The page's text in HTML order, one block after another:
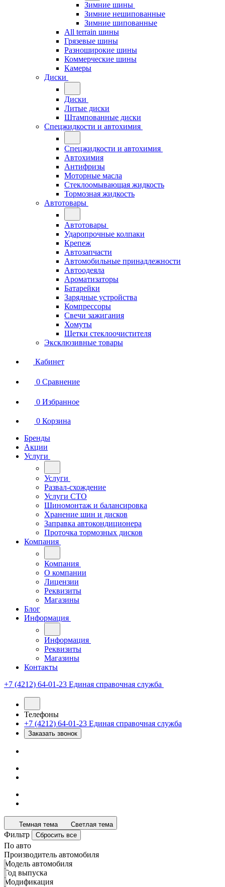
Зимние шины
Зимние нешипованные
Зимние шипованные
All terrain шины
Грязевые шины
Разноширокие шины
Коммерческие шины
Камеры
Диски
Диски
Литые диски
Штампованные диски
Спецжидкости и автохимия
Спецжидкости и автохимия
Автохимия
Антифризы
Моторные масла
Стеклоомывающая жидкость
Тормозная жидкость
Автотовары
Автотовары
Ударопрочные колпаки
Крепеж
Автозапчасти
Автомобильные принадлежности
Автоодеяла
Ароматизаторы
Батарейки
Зарядные устройства
Компрессоры
Свечи зажигания
Хомуты
Щетки стеклоочистителя
Эксклюзивные товары
Кабинет
0 Сравнение
0 Избранное
0 Корзина
Бренды
Акции
Услуги
Услуги
Развал-схождение
Услуги СТО
Шиномонтаж и балансировка
Хранение шин и дисков
Заправка автокондиционера
Проточка тормозных дисков
Компания
Компания
О компании
Лицензии
Реквизиты
Магазины
Блог
Информация
Информация
Реквизиты
Магазины
Контакты
+7 (4212) 64-01-23 Единая справочная служба
Телефоны
+7 (4212) 64-01-23 Единая справочная служба
Заказать звонок
Темная тема Светлая тема
Фильтр Сбросить все
По авто
Производитель автомобиля
Модель автомобиля
Год выпуска
Модификация